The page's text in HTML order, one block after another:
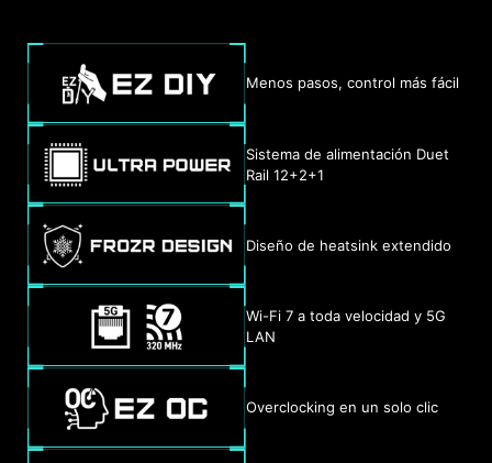
Menos pasos, control más fácil
Sistema de alimentación Duet
Rail 12+2+1
Diseño de heatsink extendido
Wi-Fi 7 a toda velocidad y 5G
LAN
Overclocking en un solo clic
EXPO / A-XMP
Elige entre perfiles
preestablecidos EXPO y A-XMP
para overclockear
automáticamente la memoria DDR
óptimo.
Una serie de funciones inyectan inteligencia
artificial en aspectos clave de tu experiencia
informática para realizar optimizaciones más
inteligentes en tiempo real. El MSI Center ofrece
una interfaz limpia y mínima para personalizar y
gestionar la configuración de tu PC. El AI Engine,